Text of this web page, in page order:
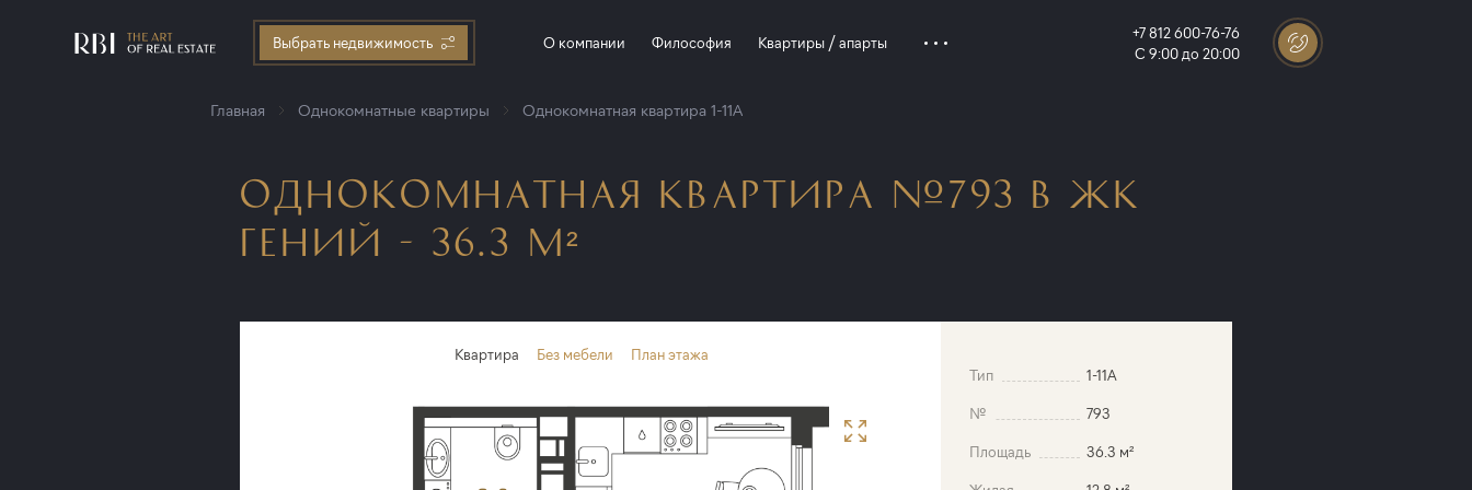
Выбрать недвижимость О компании Философия Квартиры / апарты
+7 812 600-76-76
С 9:00 до 20:00
Главная Однокомнатные квартиры Однокомнатная квартира 1-11A
ОДНОКОМНАТНАЯ КВАРТИРА №793 В ЖК
ГЕНИЙ - 36.3 М²
Квартира Без мебели План этажа
Тип 1-11A
№ 793
Площадь 36.3 м²